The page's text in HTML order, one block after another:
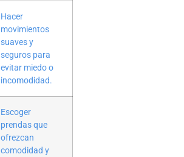
Hacer
movimientos
suaves y
seguros para
evitar miedo o
incomodidad.
Escoger
prendas que
ofrezcan
comodidad y